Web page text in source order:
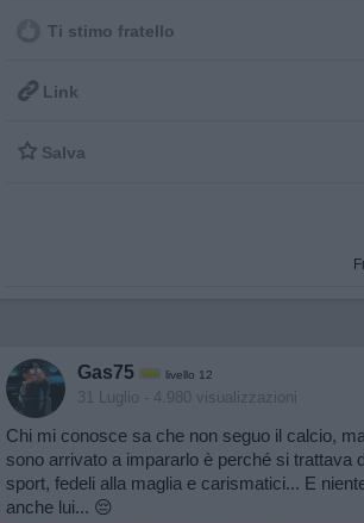
Ti stimo fratello
 Link
 Salva
Gas75 livello 12
31 Luglio - 4.980 visualizzazioni
Chi mi conosce sa che non seguo il calcio,
sono arrivato a impararlo è perché si trattava
sport, fedeli alla maglia e carismatici... E
anche lui... 😔